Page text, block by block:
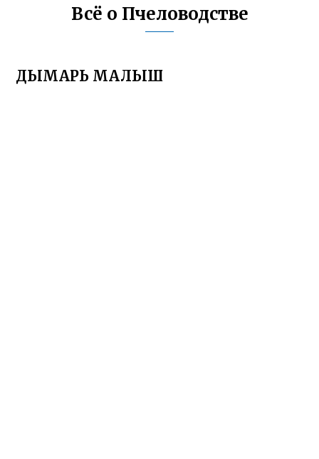
Всё о Пчеловодстве
ДЫМАРЬ МАЛЫШ